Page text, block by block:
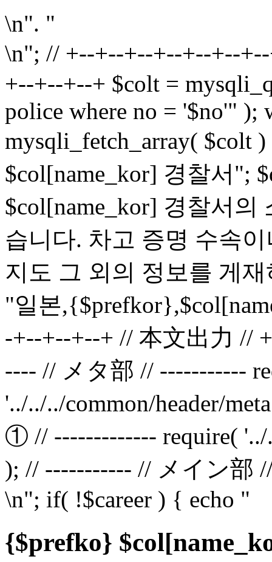
\n". "
\n"; // +--+--+--+--+--+--
+--+--+--+ $colt =
police where no = '$no'" );
mysqli_fetch_array(
$col[name_kor] 경찰서";
$col[name_kor] 경찰서
습니다. 차고 증명 수속
지도 그 외의 정보를 게
"일본
-+--+--+--+ // 本文出力 //
---- // メタ部 // -----------
'../../../common/header/
① // ------------- require( '../
); // ----------- // メイン部
\n"; if( !$career ) { echo "
{$prefko}